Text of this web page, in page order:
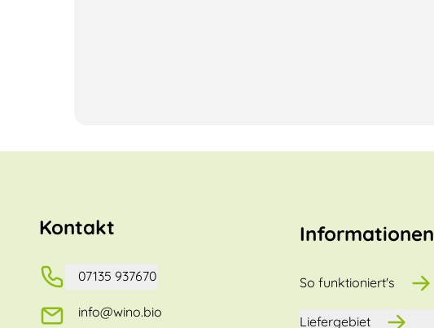
Kontakt
07135 937670
info@wino.bio
Informationen
So funktioniert's
Liefergebiet